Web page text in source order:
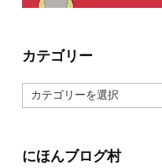
カテゴリー
テ
ー
にほんブログ村